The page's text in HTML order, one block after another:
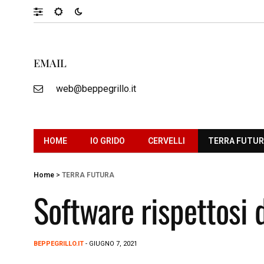
EMAIL
web@beppegrillo.it
HOME IO GRIDO CERVELLI TERRA
Home > TERRA FUTURA
Software rispettosi
BEPPEGRILLO.IT - GIUGNO 7, 2021